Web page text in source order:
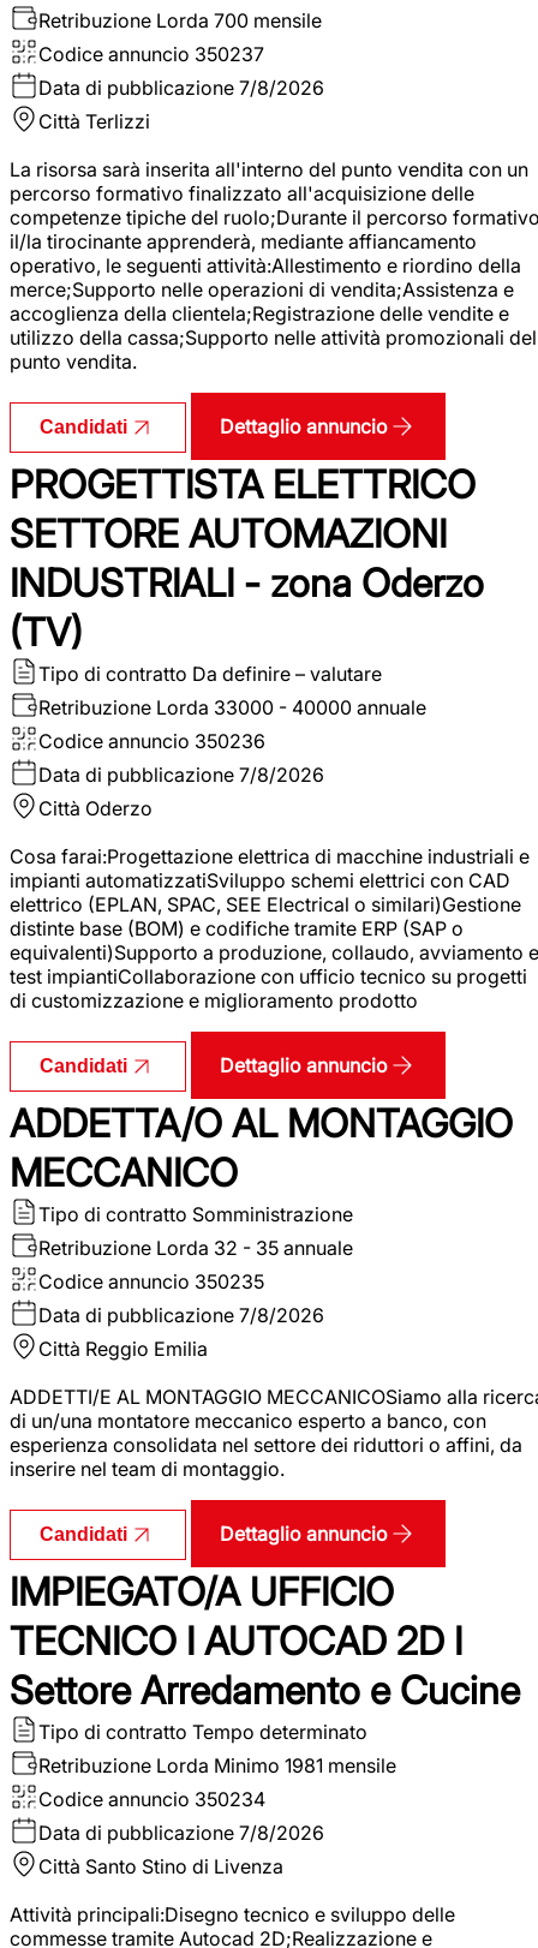
Retribuzione Lorda 700 mensile
Codice annuncio 350237
Data di pubblicazione 7/8/2026
Città Terlizzi
La risorsa sarà inserita all'interno del punto vendita con un
percorso formativo finalizzato all'acquisizione delle
competenze tipiche del ruolo;Durante il percorso
il/la tirocinante apprenderà, mediante affiancamento
operativo, le seguenti attività:Allestimento e riordino della
merce;Supporto nelle operazioni di vendita;Assistenza e
accoglienza della clientela;Registrazione delle vendite e
utilizzo della cassa;Supporto nelle attività promozionali del
punto vendita.
Candidati Dettaglio annuncio
PROGETTISTA ELETTRICO
SETTORE AUTOMAZIONI
INDUSTRIALI - zona Oderzo
(TV)
Tipo di contratto Da definire – valutare
Retribuzione Lorda 33000 - 40000 annuale
Codice annuncio 350236
Data di pubblicazione 7/8/2026
Città Oderzo
Cosa farai:Progettazione elettrica di macchine industriali e
impianti automatizzatiSviluppo schemi elettrici con CAD
elettrico (EPLAN, SPAC, SEE Electrical o similari)Gestione
distinte base (BOM) e codifiche tramite ERP (SAP o
equivalenti)Supporto a produzione, collaudo, avviamento e
test impiantiCollaborazione con ufficio tecnico su progetti
di customizzazione e miglioramento prodotto
Candidati Dettaglio annuncio
ADDETTA/O AL MONTAGGIO
MECCANICO
Tipo di contratto Somministrazione
Retribuzione Lorda 32 - 35 annuale
Codice annuncio 350235
Data di pubblicazione 7/8/2026
Città Reggio Emilia
ADDETTI/E AL MONTAGGIO MECCANICOSiamo alla
di un/una montatore meccanico esperto a banco, con
esperienza consolidata nel settore dei riduttori o affini, da
inserire nel team di montaggio.
Candidati Dettaglio annuncio
IMPIEGATO/A UFFICIO
TECNICO I AUTOCAD 2D I
Settore Arredamento e Cucine
Tipo di contratto Tempo determinato
Retribuzione Lorda Minimo 1981 mensile
Codice annuncio 350234
Data di pubblicazione 7/8/2026
Città Santo Stino di Livenza
Attività principali:Disegno tecnico e sviluppo delle
commesse tramite Autocad 2D;Realizzazione e